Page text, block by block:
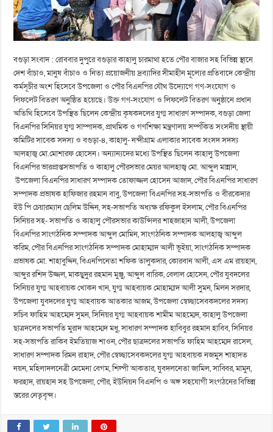
বগুড়া সংবাদ : রোববার দুপুরে বগুড়ার কাহালু চারমাথা হতে পৌর বাজার সহ বিভিন্ন স্থানে
দেশ বাঁচাও, মানুষ বাঁচাও ও নিত্য প্রয়োজনীয় দ্রব্যাদির সীমাহীন মূল্যের প্রতিবাদে কেন্দ্রীয়
কর্মসূচীর অংশ হিসেবে উপজেলা ও পৌর বিএনপির যৌথ উদ্যোগে গণ-সংযোগ ও
লিফলেট বিতরণ অনুষ্ঠিত হয়েছে। উক্ত গণ-সংযোগ ও লিফলেট বিতরণ অনুষ্ঠানে প্রধান
অতিথি হিসেবে উপস্থিত ছিলেন কেন্দ্রীয় কৃষকদলের যুগ্ম সাধারণ সম্পাদক, বগুড়া জেলা
বিএনপির সিনিয়র যুগ্ম সাম্পাদক, প্রাথমিক ও গণশিক্ষা মন্ত্রণালয় সর্ম্পকিত সংসদীয় স্থায়ী
কমিটির সাবেক সদস্য ও বগুড়া-৪, কাহালু- নন্দীগ্রাম এলাকার সাবেক সংসদ সদস্য
আলহাজ্ব মো.মোশারফ হোসেন। অন্যান্যদের মধ্যে উপস্থিত ছিলেন কাহালু উপজেলা
বিএনপির ভারপ্রাপ্তসভাপতি ও কাহালু পৌরসভার মেয়র আলহাজ্ব মো. আব্দুল মান্নান,
উপজেলা বিএনপির সাধারণ সম্পাদক তোফাজ্জল হোসেন আজাদ, পৌর বিএনপির সাধারণ
সম্পাদক প্রভাষক হাফিজার রহমান বাবু, উপজেলা বিএনপির সহ-সভাপতি ও বীরকেদার
ইউ পি চেয়ারম্যান ছেলিম উদ্দিন, সহ-সভাপতি অধ্যক্ষ রফিকুল ইসলাম, পৌর বিএনপির
সিনিয়র সহ- সভাপতি ও কাহালু পৌরসভার কাউন্সিলর শাহজাহান আলী, উপজেলা
বিএনপির সাংগঠনিক সম্পাদক আব্দুল মোমিন, সাংগঠনিক সম্পাদক আলহাজ্ব আব্দুল
করিম, পৌর বিএনপির সাংগঠনিক সম্পাদক মোহাম্মাদ আলী ভূইয়া, সাংগঠনিক সম্পাদক
প্রভাষক মো. শাহাবুদ্দিন, বিএনপিনেতা শফিক তালুকদার, কোরবান আলী, এস এম রায়হান,
আব্দুর রশিদ উজ্জল, মাকছুদুর রহমান মুঞ্জু, আব্দুল বারিক, বেলাল হোসেন, পৌর যুবদলের
সিনিয়র যুগ্ম আহবায়ক খোকন খান, যুগ্ম আহবায়ক মোহাম্মাদ আলী সুমন, মিলন সরদার,
উপজেলা যুবদলের যুগ্ম আহবায়ক আতকার আজম, উপজেলা স্বেচ্ছাসেবকদলের সদস্য
সচিব ফাহিম আহম্মেদ সুমন, সিনিয়র যুগ্ম আহবায়ক শামীম আহম্মেদ, কাহালু উপজেলা
ছাত্রদলের সভাপতি মুরাদ আহম্মেদ মধু, সাধারণ সম্পাদক হাবিবুর রহমান হাবিব, সিনিয়র
সহ-সভাপতি রাকিব ইমতিয়াজ শাওন, পৌর ছাত্রদলের সভাপতি ফাহিম আহম্মেদ রাসেল,
সাধারণ সম্পাদক রিমন রাহাদ, পৌর স্বেচ্ছাসেবকদলের যুগ্ম আহবায়ক নজমুস শাহাদত
নয়ন, মহিলাদলনেত্রী মেমেনা বেগম, শিল্পী আকতার, যুবদলনেতা জামিল, সাব্বির, মামুন,
ফরহাদ, রায়হান সহ উপজেলা, পৌর, ইউনিয়ন বিএনপি ও অঙ্গ সহযোগী সংগঠনের বিভিন্ন
স্তরের নেতৃবৃন্দ।